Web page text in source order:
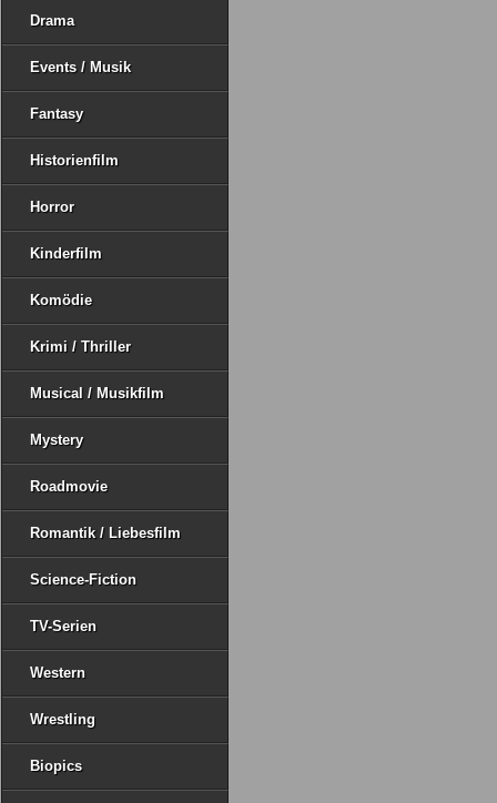
Drama
Events / Musik
Fantasy
Historienfilm
Horror
Kinderfilm
Komödie
Krimi / Thriller
Musical / Musikfilm
Mystery
Roadmovie
Romantik / Liebesfilm
Science-Fiction
TV-Serien
Western
Wrestling
Biopics